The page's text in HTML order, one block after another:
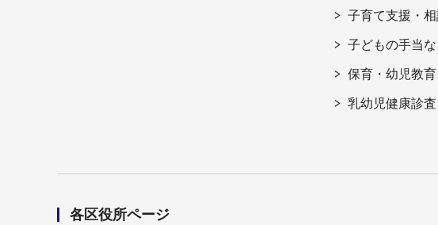
子育て支援・相
子どもの手当
保育・幼児教育
乳幼児健康診査
各区役所ページ